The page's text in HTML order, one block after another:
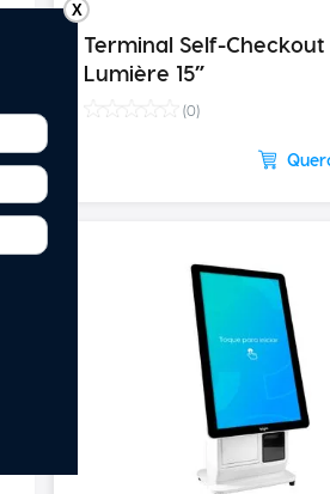
Terminal Self-Checkout
Lumière 15”
(0)
X